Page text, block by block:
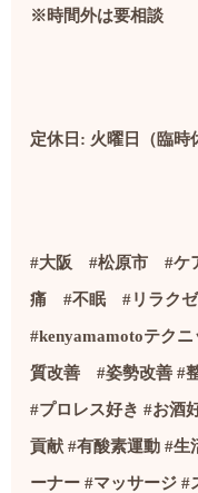
※時間外は要相談
定休日: 火曜日（臨時
#大阪#松原市#ケ
痛#不眠#リラク
#kenyamamotoテク
質改善#姿勢改善 #
#プロレス好き #お酒
貢献 #有酸素運動 #生
ーナー #マッサージ #